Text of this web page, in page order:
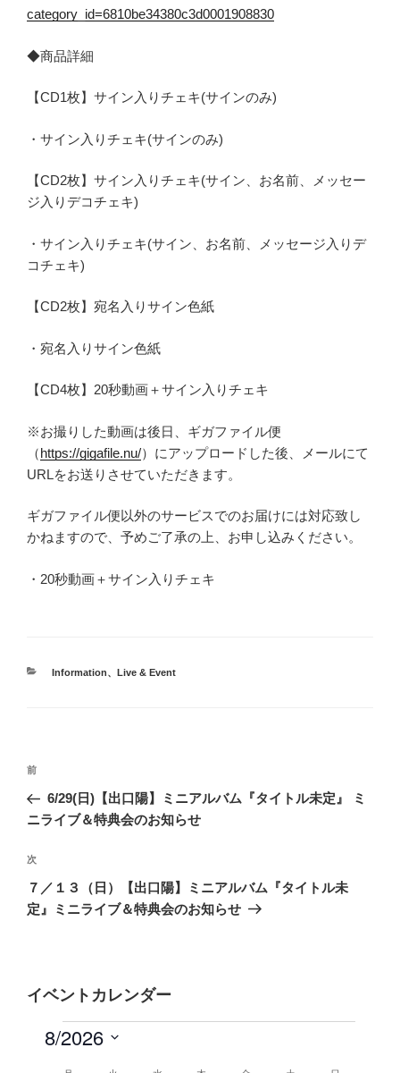
category_id=6810be34380c3d0001908830
◆商品詳細
【CD1枚】サイン入りチェキ(サインのみ)
・サイン入りチェキ(サインのみ)
【CD2枚】サイン入りチェキ(サイン、お名前、メッセー
ジ入りデコチェキ)
・サイン入りチェキ(サイン、お名前、メッセージ入りデ
コチェキ)
【CD2枚】宛名入りサイン色紙
・宛名入りサイン色紙
【CD4枚】20秒動画＋サイン入りチェキ
※お撮りした動画は後日、ギガファイル便
（https://gigafile.nu/）にアップロードした後、メールにて
URLをお送りさせていただきます。
ギガファイル便以外のサービスでのお届けには対応致し
かねますので、予めご了承の上、お申し込みください。
・20秒動画＋サイン入りチェキ
カInformation、 Live & Event
投
ナ
ゲ
ー
シ
前
の
投
前
6/29(日)【出口陽】ミニアルバム『タイトル未定』 ミ
ニライブ＆特典会のお知らせ
次
の
投
次
７／１３（日）【出口陽】ミニアルバム『タイトル未
定』ミニライブ＆特典会のお知らせ
イベントカレンダー